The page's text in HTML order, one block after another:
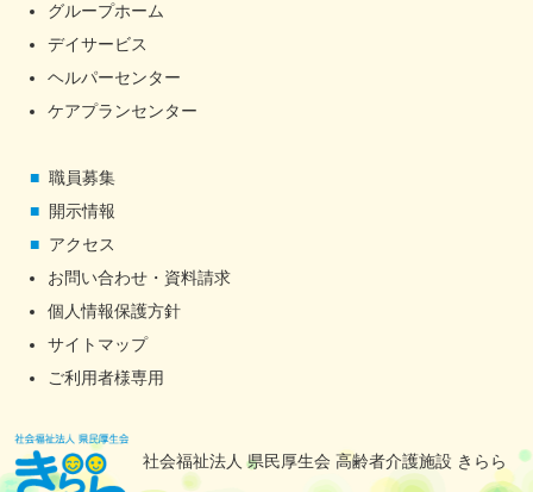
グループホーム
デイサービス
ヘルパーセンター
ケアプランセンター
職員募集
開示情報
アクセス
お問い合わせ・資料請求
個人情報保護方針
サイトマップ
ご利用者様専用
社会福祉法人 県民厚生会 高齢者介護施設 きらら